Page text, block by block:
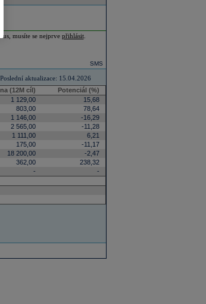
musíte se nejprve přihlásit.
SMS
Poslední aktualizace: 15.04.2026
(12M cíl)
Potenciál (%)
1 129,00
15,68
803,00
78,64
1 146,00
-16,29
2 565,00
-11,28
1 111,00
6,21
175,00
-11,17
18 200,00
-2,47
362,00
238,32
-
-